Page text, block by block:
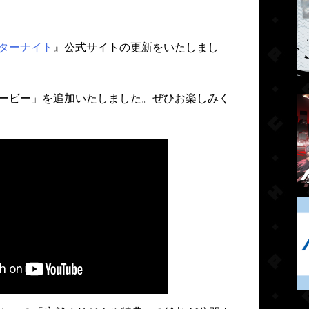
ーナイト 』公式サイトの更新をいたしまし
ビー」を追加いたしました。ぜひお楽しみく